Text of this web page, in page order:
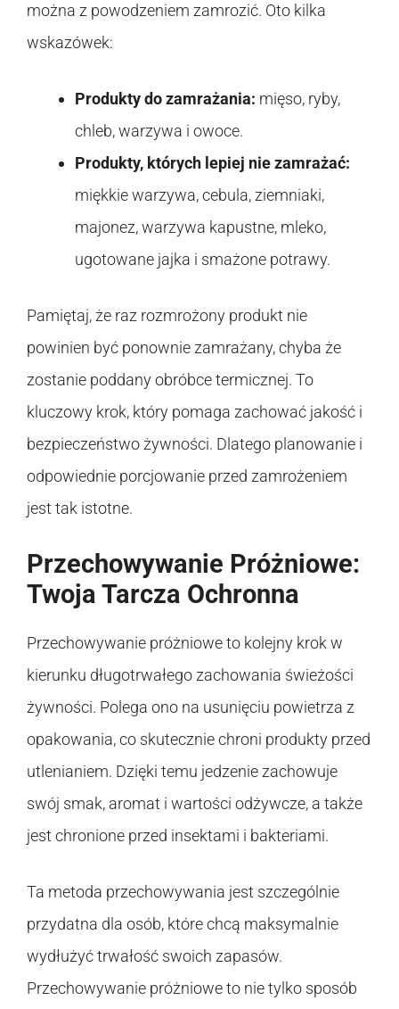
można z powodzeniem zamrozić. Oto kilka
wskazówek:
Produkty do zamrażania: mięso, ryby,
chleb, warzywa i owoce.
Produkty, których lepiej nie zamrażać:
miękkie warzywa, cebula, ziemniaki,
majonez, warzywa kapustne, mleko,
ugotowane jajka i smażone potrawy.
Pamiętaj, że raz rozmrożony produkt nie
powinien być ponownie zamrażany, chyba że
zostanie poddany obróbce termicznej. To
kluczowy krok, który pomaga zachować jakość i
bezpieczeństwo żywności. Dlatego planowanie i
odpowiednie porcjowanie przed zamrożeniem
jest tak istotne.
Przechowywanie Próżniowe:
Twoja Tarcza Ochronna
Przechowywanie próżniowe to kolejny krok w
kierunku długotrwałego zachowania świeżości
żywności. Polega ono na usunięciu powietrza z
opakowania, co skutecznie chroni produkty przed
utlenianiem. Dzięki temu jedzenie zachowuje
swój smak, aromat i wartości odżywcze, a także
jest chronione przed insektami i bakteriami.
Ta metoda przechowywania jest szczególnie
przydatna dla osób, które chcą maksymalnie
wydłużyć trwałość swoich zapasów.
Przechowywanie próżniowe to nie tylko sposób